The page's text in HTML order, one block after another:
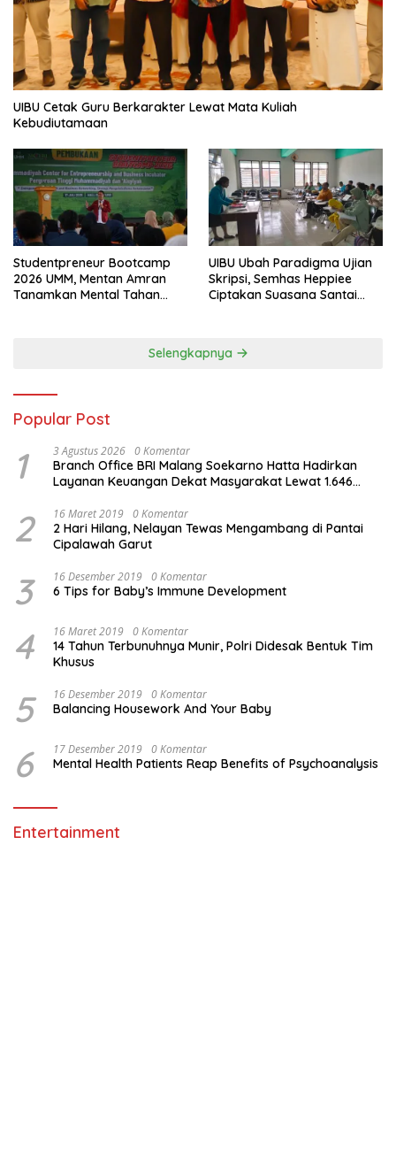
UIBU Cetak Guru Berkarakter Lewat Mata Kuliah
Kebudiutamaan
Studentpreneur Bootcamp
2026 UMM, Mentan Amran
Tanamkan Mental Tahan
UIBU Ubah Paradigma Ujian
Skripsi, Semhas Heppiee
Ciptakan Suasana Santai
Selengkapnya
Popular Post
1 3 Agustus 2026 0 Komentar
Branch Office BRI Malang Soekarno Hatta Hadirkan
Layanan Keuangan Dekat Masyarakat Lewat 1.646
2 16 Maret 2019 0 Komentar
2 Hari Hilang, Nelayan Tewas Mengambang di Pantai
Cipalawah Garut
3 16 Desember 2019 0 Komentar
6 Tips for Baby’s Immune Development
4 16 Maret 2019 0 Komentar
14 Tahun Terbunuhnya Munir, Polri Didesak Bentuk Tim
Khusus
5 16 Desember 2019 0 Komentar
Balancing Housework And Your Baby
6 17 Desember 2019 0 Komentar
Mental Health Patients Reap Benefits of Psychoanalysis
Entertainment